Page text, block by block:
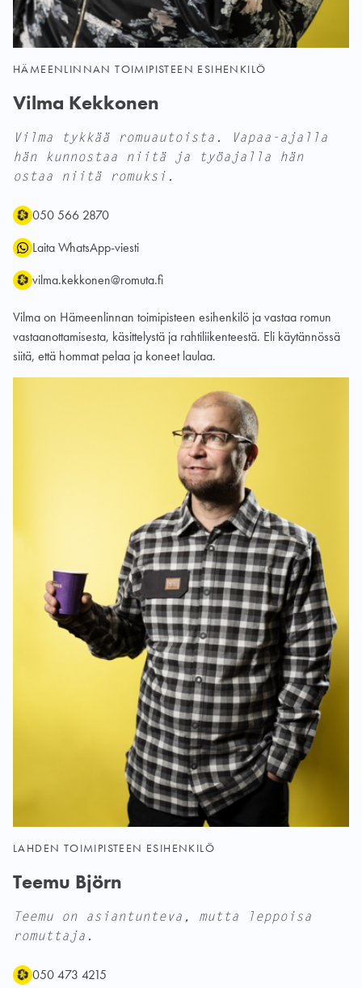
HÄMEENLINNAN TOIMIPISTEEN ESIHENKILÖ
Vilma Kekkonen
Vilma tykkää romuautoista. Vapaa-ajalla
hän kunnostaa niitä ja työajalla hän
ostaa niitä romuksi.
Puhelin:050 566 2870
WhatsApp:
Laita WhatsApp-viesti
Sähköposti:
vilma.kekkonen@romuta.fi
Vilma on Hämeenlinnan toimipisteen esihenkilö ja vastaa romun
vastaanottamisesta, käsittelystä ja rahtiliikenteestä. Eli käytännössä
siitä, että hommat pelaa ja koneet laulaa.
LAHDEN TOIMIPISTEEN ESIHENKILÖ
Teemu Björn
Teemu on asiantunteva, mutta leppoisa
romuttaja.
Puhelin:050 473 4215
WhatsApp:
Sähköposti: